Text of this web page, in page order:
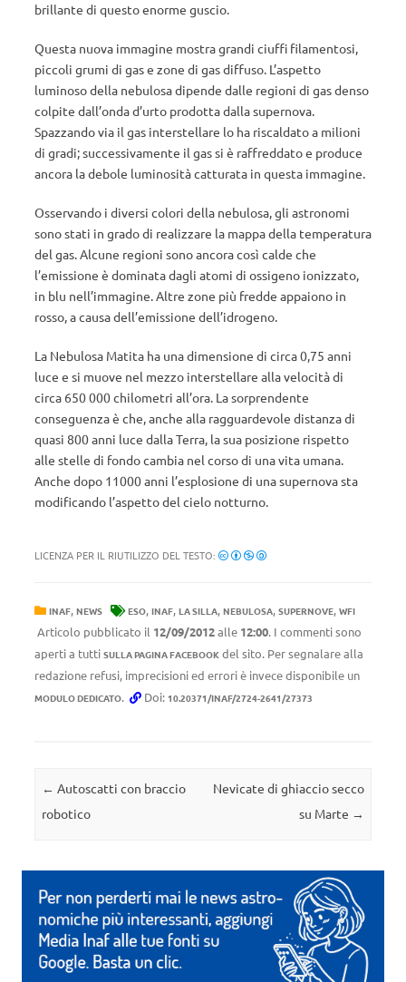
brillante di questo enorme guscio.
Questa nuova immagine mostra grandi ciuffi filamentosi,
piccoli grumi di gas e zone di gas diffuso. L’aspetto
luminoso della nebulosa dipende dalle regioni di gas denso
colpite dall’onda d’urto prodotta dalla supernova.
Spazzando via il gas interstellare lo ha riscaldato a milioni
di gradi; successivamente il gas si è raffreddato e produce
ancora la debole luminosità catturata in questa immagine.
Osservando i diversi colori della nebulosa, gli astronomi
sono stati in grado di realizzare la mappa della temperatura
del gas. Alcune regioni sono ancora così calde che
l’emissione è dominata dagli atomi di ossigeno ionizzato,
in blu nell’immagine. Altre zone più fredde appaiono in
rosso, a causa dell’emissione dell’idrogeno.
La Nebulosa Matita ha una dimensione di circa 0,75 anni
luce e si muove nel mezzo interstellare alla velocità di
circa 650 000 chilometri all’ora. La sorprendente
conseguenza è che, anche alla ragguardevole distanza di
quasi 800 anni luce dalla Terra, la sua posizione rispetto
alle stelle di fondo cambia nel corso di una vita umana.
Anche dopo 11000 anni l’esplosione di una supernova sta
modificando l’aspetto del cielo notturno.
LICENZA PER IL RIUTILIZZO DEL TESTO:
INAF, NEWS ESO, INAF, LA SILLA, NEBULOSA, SUPERNOVE, WFI
Articolo pubblicato il 12/09/2012alle 12:00. I commenti sono
aperti a tutti SULLA PAGINA FACEBOOK del sito. Per segnalare alla
redazione refusi, imprecisioni ed errori è invece disponibile un
MODULO DEDICATO. Doi: 10.20371/INAF/2724-2641/27373
Navigazione articolo
← Autoscatti con braccio
robotico
Nevicate di ghiaccio secco
su Marte →